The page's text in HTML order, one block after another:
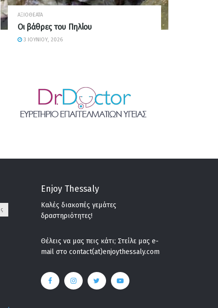
ΑΞΙΟΘΈΑΤΑ
Οι βάθρες του Πηλίου
3 ΙΟΥΝΊΟΥ, 2026
Enjoy Thessaly
Καλές διακοπές γεμάτες
δραστηριότητες!
Θέλεις να μας πεις κάτι; Στείλε μας e-
mail στο contact(at)enjoythessaly.com